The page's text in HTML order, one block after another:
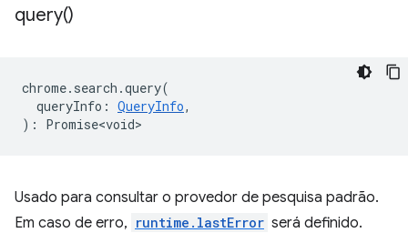
query()
chrome. search .query(
queryInfo : QueryInfo,
) : Promise<void>
Usado para consultar o provedor de pesquisa padrão.
Em caso de erro, runtime.lastError será definido.